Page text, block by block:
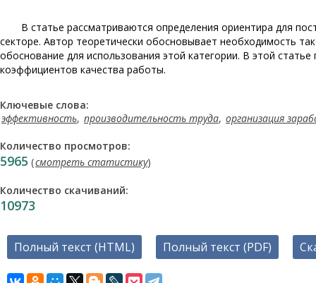
В статье рассматриваются определения ориентира для
секторе. Автор теоретически обосновывает необходимость
обоснование для использования этой категории. В этой
коэффициентов качества работы.
Ключевые слова:
эффективность, производительность труда, организация
Количество просмотров:
5965 (смотреть статистику)
Количество скачиваний:
10973
Полный текст (HTML) Полный текст (PDF)